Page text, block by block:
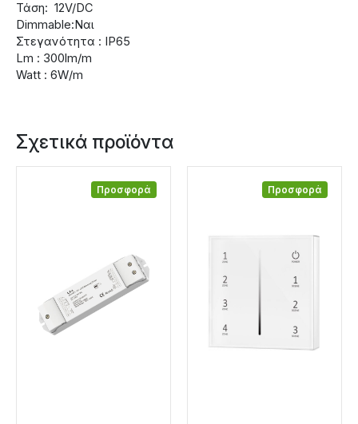
Τάση: 12V/DC
Dimmable:Ναι
Στεγανότητα : IP65
Lm : 300lm/m
Watt : 6W/m
Σχετικά προϊόντα
Προσφορά Προσφορά